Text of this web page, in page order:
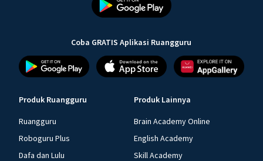
Coba GRATIS Aplikasi Ruangguru
Produk Ruangguru
Ruangguru
Roboguru Plus
Dafa dan Lulu
Produk Lainnya
Brain Academy Online
English Academy
Skill Academy